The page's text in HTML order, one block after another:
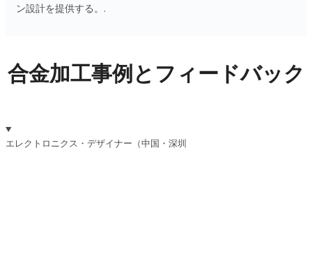
ン設計を提供する。.
合金加工事例とフィードバック
エレクトロニクス・デザイナー（中国・深圳